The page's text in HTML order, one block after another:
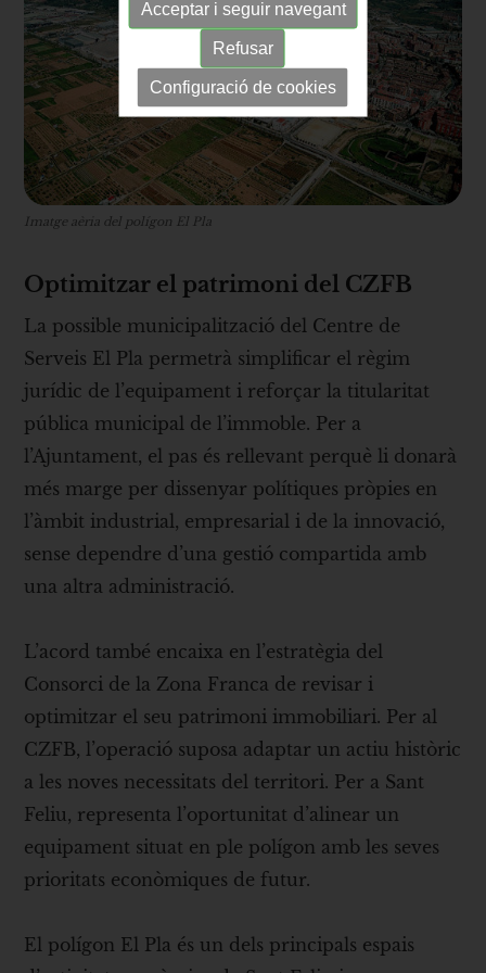
Imatge aèria del polígon El Pla
Optimitzar el patrimoni del CZFB
La possible municipalització del Centre de
Serveis El Pla permetrà simplificar el règim
jurídic de l’equipament i reforçar la titularitat
pública municipal de l’immoble. Per a
l’Ajuntament, el pas és rellevant perquè li donarà
més marge per dissenyar polítiques pròpies en
l’àmbit industrial, empresarial i de la innovació,
sense dependre d’una gestió compartida amb
una altra administració.
L’acord també encaixa en l’estratègia del
Consorci de la Zona Franca de revisar i
optimitzar el seu patrimoni immobiliari. Per al
CZFB, l’operació suposa adaptar un actiu històric
a les noves necessitats del territori. Per a Sant
Feliu, representa l’oportunitat d’alinear un
equipament situat en ple polígon amb les seves
prioritats econòmiques de futur.
El polígon El Pla és un dels principals espais
Acceptar i seguir navegant
Refusar
Configuració de cookies